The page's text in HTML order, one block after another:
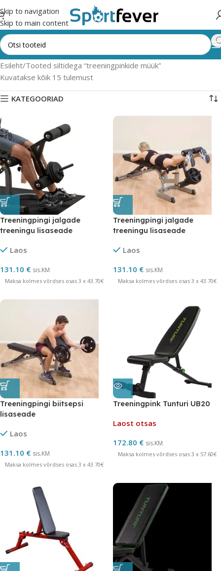
Skip to navigation
Skip to main content
Esileht Tooted siltidega “treeningpinkide müük”
Kuvatakse kõik 15 tulemust
KATEGOORIAD
Treeningpingi jalgade
treeningu lisaseade
Laos
131.10 € sis.KM
Maksa kolmes võrdses osas 3 x 43.70€
Treeningpingi jalgade
treeningu lisaseade
Laos
131.10 € sis.KM
Maksa kolmes võrdses osas 3 x 43.70€
Treeningpingi biitsepsi
lisaseade
Laos
131.10 € sis.KM
Maksa kolmes võrdses osas 3 x 43.70€
Treeningpink Tunturi UB20
Laost otsas
172.80 € sis.KM
Maksa kolmes võrdses osas 3 x 57.60€